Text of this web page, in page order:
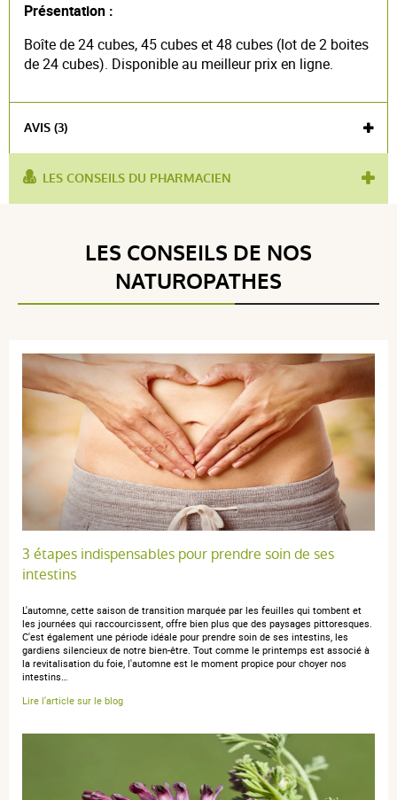
Présentation :
Boîte de 24 cubes, 45 cubes et 48 cubes (lot de 2 boites
de 24 cubes). Disponible au meilleur prix en ligne.
AVIS (3)
Avis soumis à un contrôle
5 / 5
5 étoiles
3
4 étoiles
0
3 étoiles
0
2 étoiles
0
1 étoile
0
Trier l'affichage des avis
Valérie L.publié le 22 avril 2025 suite à une commande du 02 avril
2025
5 / 5
LES CONSEILS DU PHARMACIEN
produit contient : tamarin ,fibres
LES CONSEILS DE NOS
NATUROPATHES
3 étapes indispensables pour prendre soin de ses
intestins
L'automne, cette saison de transition marquée par les feuilles qui tombent et
les journées qui raccourcissent, offre bien plus que des paysages pittoresques.
C'est également une période idéale pour prendre soin de ses intestins, les
gardiens silencieux de notre bien-être. Tout comme le printemps est associé à
la revitalisation du foie, l'automne est le moment propice pour choyer nos
intestins…
Lire l'article sur le blog